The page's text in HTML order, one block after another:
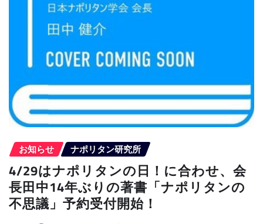
お知らせ ナポリタン研究所
4/29はナポリタンの日！に合わせ、会
長田中14年ぶりの著書「ナポリタンの
不思議」予約受付開始！